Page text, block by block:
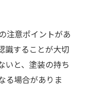
注意ポイントがあ
識することが大切
いと、塗装の持ち
る場合がありま